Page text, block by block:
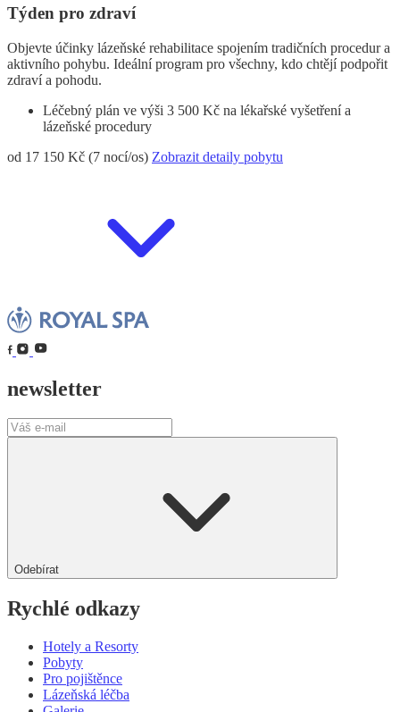
Týden pro zdraví
Objevte účinky lázeňské rehabilitace spojením tradičních procedur a
aktivního pohybu. Ideální program pro všechny, kdo chtějí podpořit
zdraví a pohodu.
Léčebný plán ve výši 3 500 Kč na lékařské vyšetření a
lázeňské procedury
od 17 150 Kč (7 nocí/os) Zobrazit detaily pobytu
newsletter
Odebírat
Rychlé odkazy
Hotely a Resorty
Pobyty
Pro pojištěnce
Lázeňská léčba